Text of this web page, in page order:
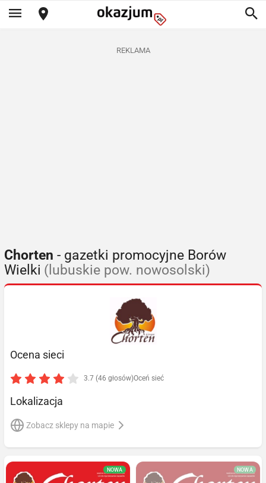
REKLAMA
Chorten - gazetki promocyjne Borów
Wielki (lubuskie pow. nowosolski)
Ocena sieci
3.7 (46 głosów)Oceń sieć
Lokalizacja
Zobacz sklepy na mapie
NOWA NOWA